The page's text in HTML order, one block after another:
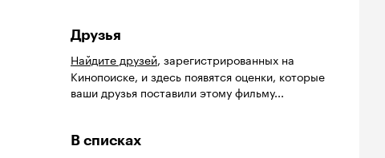
Друзья
Найдите друзей, зарегистрированных на
Кинопоиске, и здесь появятся оценки, которые
ваши друзья поставили этому фильму...
В списках